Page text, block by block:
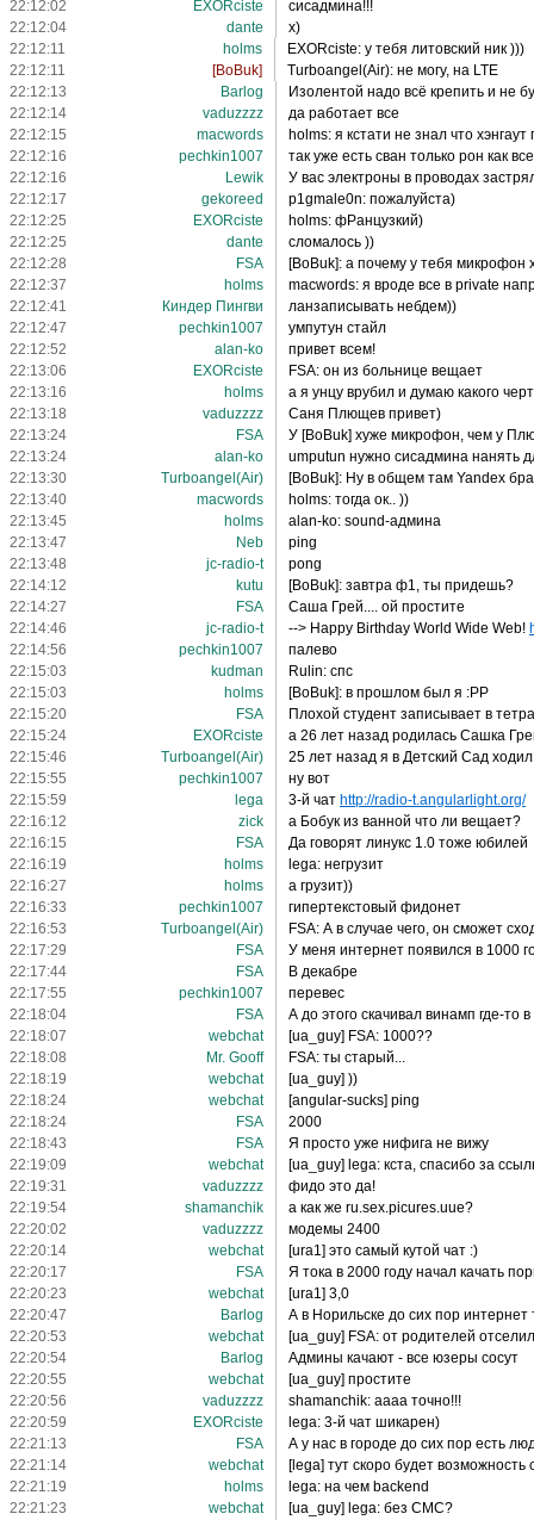
22:12:02
EXORciste
сисадмина!!!
22:12:04
dante
x)
22:12:11
holms
EXORciste: у тебя литовский ник )))
22:12:11
[BoBuk]
Turboangel(Air): не могу, на LTE
22:12:13
Barlog
Изолентой надо всё крепить и не
22:12:14
vaduzzzz
да работает все
22:12:15
macwords
holms: я кстати не знал что
22:12:16
pechkin1007
так уже есть сван только рон как
22:12:16
Lewik
У вас электроны в проводах
22:12:17
gekoreed
p1gmale0n: пожалуйста)
22:12:25
EXORciste
holms: фРанцузкий)
22:12:25
dante
сломалось ))
22:12:28
FSA
[BoBuk]: а почему у тебя микрофон
22:12:37
holms
macwords: я вроде все в private
22:12:41
Киндер Пингви
ланзаписывать небдем))
22:12:47
pechkin1007
умпутун стайл
22:12:52
alan-ko
привет всем!
22:13:06
EXORciste
FSA: он из больнице вещает
22:13:16
holms
а я унцу врубил и думаю какого
22:13:18
vaduzzzz
Саня Плющев привет)
22:13:24
FSA
У [BoBuk] хуже микрофон, чем у
22:13:24
alan-ko
umputun нужно сисадмина нанять
22:13:30
Turboangel(Air)
[BoBuk]: Ну в общем там Yandex
22:13:40
macwords
holms: тогда ок.. ))
22:13:45
holms
alan-ko: sound-админа
22:13:47
Neb
ping
22:13:48
jc-radio-t
pong
22:14:12
kutu
[BoBuk]: завтра ф1, ты придешь?
22:14:27
FSA
Саша Грей.... ой простите
22:14:46
jc-radio-t --> Happy Birthday World Wide Web!
22:14:56
pechkin1007
палево
22:15:03
kudman
Rulin: спс
22:15:03
holms
[BoBuk]: в прошлом был я :PP
22:15:20
FSA
Плохой студент записывает в
22:15:24
EXORciste
а 26 лет назад родилась Сашка
22:15:46
Turboangel(Air)
25 лет назад я в Детский Сад
22:15:55
pechkin1007
ну вот
22:15:59
lega 3-й чат http://radio-t.angularlight.org/
22:16:12
zick
а Бобук из ванной что ли вещает?
22:16:15
FSA
Да говорят линукс 1.0 тоже юбилей
22:16:19
holms
lega: негрузит
22:16:27
holms
а грузит))
22:16:33
pechkin1007
гипертекстовый фидонет
22:16:53
Turboangel(Air)
FSA: А в случае чего, он сможет
22:17:29
FSA
У меня интернет появился в 1000
22:17:44
FSA
В декабре
22:17:55
pechkin1007
перевес
22:18:04
FSA
А до этого скачивал винамп где-то
22:18:07
webchat
[ua_guy] FSA: 1000??
22:18:08
Mr. Gooff
FSA: ты старый...
22:18:19
webchat
[ua_guy] ))
22:18:24
webchat
[angular-sucks] ping
22:18:24
FSA
2000
22:18:43
FSA
Я просто уже нифига не вижу
22:19:09
webchat
[ua_guy] lega: кста, спасибо за
22:19:31
vaduzzzz
фидо это да!
22:19:54
shamanchik
а как же ru.sex.picures.uue?
22:20:02
vaduzzzz
модемы 2400
22:20:14
webchat
[ura1] это самый кутой чат :)
22:20:17
FSA
Я тока в 2000 году начал качать
22:20:23
webchat
[ura1] 3,0
22:20:47
Barlog
А в Норильске до сих пор интернет
22:20:53
webchat
[ua_guy] FSA: от родителей
22:20:54
Barlog
Админы качают - все юзеры сосут
22:20:55
webchat
[ua_guy] простите
22:20:56
vaduzzzz
shamanchik: аааа точно!!!
22:20:59
EXORciste
lega: 3-й чат шикарен)
22:21:13
FSA
А у нас в городе до сих пор есть
22:21:14
webchat
[lega] тут скоро будет
22:21:19
holms
lega: на чем backend
22:21:23
webchat
[ua_guy] lega: без СМС?